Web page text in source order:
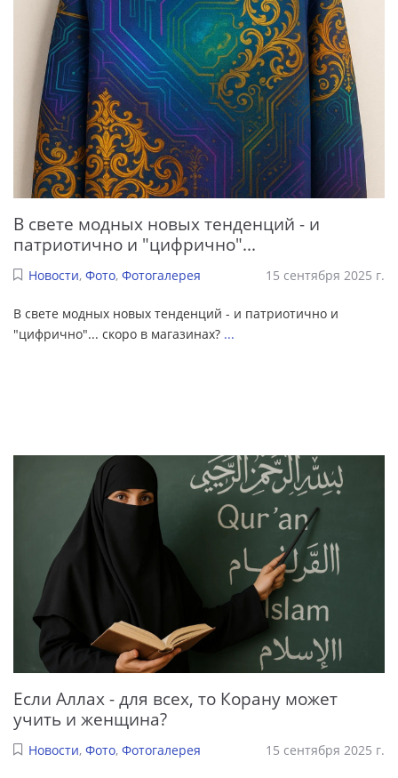
В свете модных новых тенденций - и
патриотично и "цифрично"...
Новости, Фото, Фотогалерея 15 сентября 2025 г.
В свете модных новых тенденций - и патриотично и
"цифрично"... скоро в магазинах? ...
Если Аллах - для всех, то Корану может
учить и женщина?
Новости, Фото, Фотогалерея 15 сентября 2025 г.